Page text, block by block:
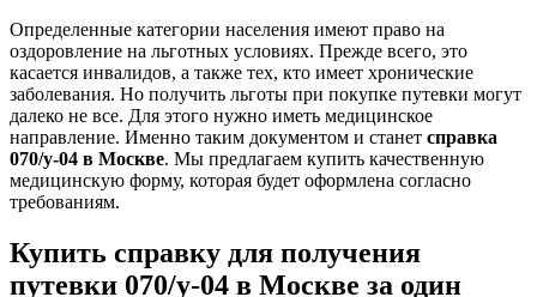
Определенные категории населения имеют право на
оздоровление на льготных условиях. Прежде всего, это
касается инвалидов, а также тех, кто имеет хронические
заболевания. Но получить льготы при покупке путевки могут
далеко не все. Для этого нужно иметь медицинское
направление. Именно таким документом и станет справка
070/у-04 в Москве. Мы предлагаем купить качественную
медицинскую форму, которая будет оформлена согласно
требованиям.
Купить справку для получения
путевки 070/у-04 в Москве за один